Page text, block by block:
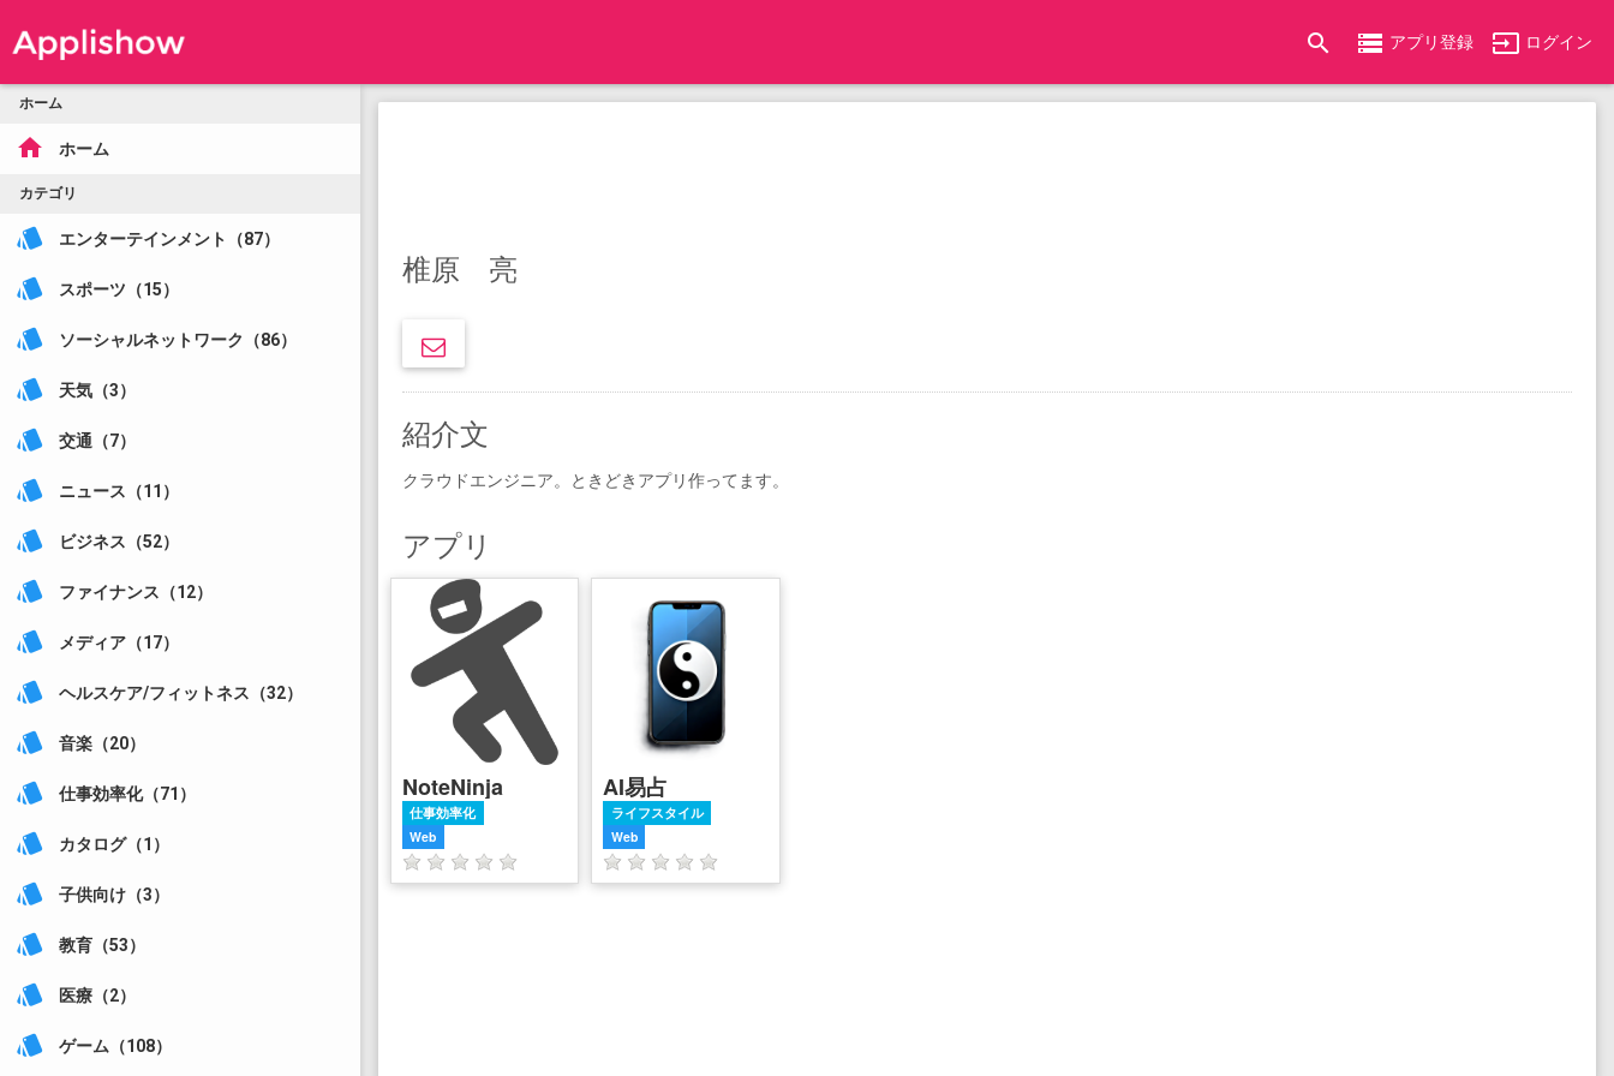
search storage アプリ登録 input ログイン
ホーム
home ホーム
カテゴリ
style エンターテインメント（87）
style スポーツ（15）
style ソーシャルネットワーク（86）
style 天気（3）
style 交通（7）
style ニュース（11）
style ビジネス（52）
style ファイナンス（12）
style メディア（17）
style ヘルスケア/フィットネス（32）
style 音楽（20）
style 仕事効率化（71）
style カタログ（1）
style 子供向け（3）
style 教育（53）
style 医療（2）
style ゲーム（108）
椎原 亮
紹介文
クラウドエンジニア。ときどきアプリ作ってます。
アプリ
NoteNinja
仕事効率化
Web
AI易占
ライフスタイル
Web